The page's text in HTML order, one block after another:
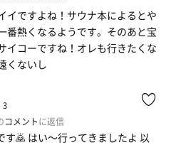
イですよね！サウナ本によるとや
番熱くなるようです。そのあと宝
イコーですね！オレも行きたくな
くないし
3
コメントに返信
す🙇 はい〜行ってきましたよ 以